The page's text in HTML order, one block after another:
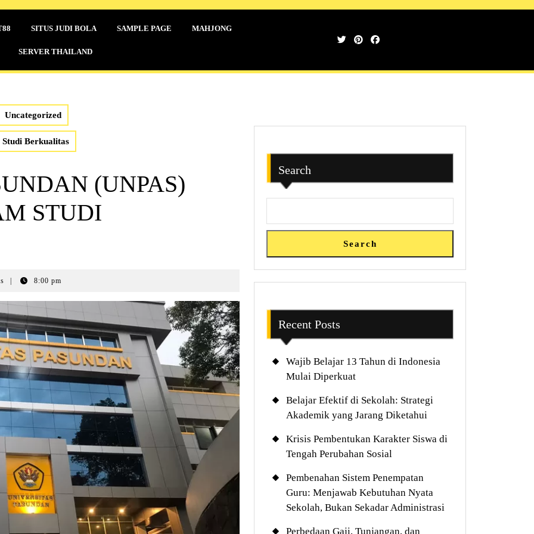
SITUS JUDI BOLA SAMPLE PAGE MAHJONG
SERVER THAILAND
Uncategorized
Studi Berkualitas
(UNPAS)
STUDI
8:00 pm
Search
Search
Recent Posts
Wajib Belajar 13 Tahun di Indonesia
Mulai Diperkuat
Belajar Efektif di Sekolah: Strategi
Akademik yang Jarang Diketahui
Krisis Pembentukan Karakter Siswa di
Tengah Perubahan Sosial
Pembenahan Sistem Penempatan
Guru: Menjawab Kebutuhan Nyata
Sekolah, Bukan Sekadar Administrasi
Perbedaan Gaji, Tunjangan, dan